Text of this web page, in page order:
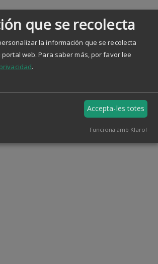
que se recolecta
la información que se recolecta
portal web. Para saber más, por favor lee
.
Accepta-les totes
Funciona amb Klaro!